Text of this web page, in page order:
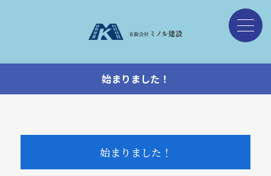
始まりました！
始まりました！